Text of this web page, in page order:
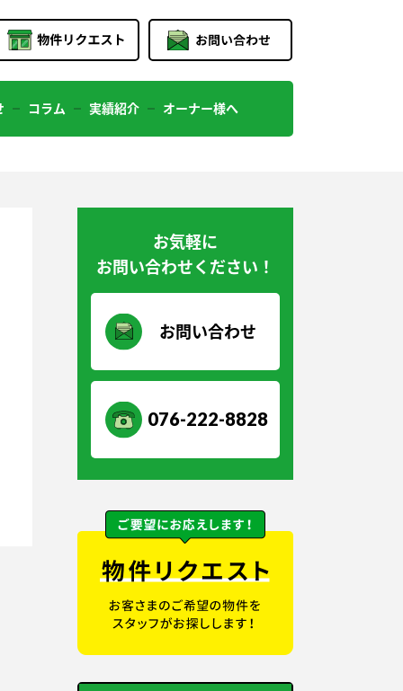
コラム 実績紹介 オーナー様へ
お気軽に
お問い合わせください！
お問い合わせ
076-222-8828